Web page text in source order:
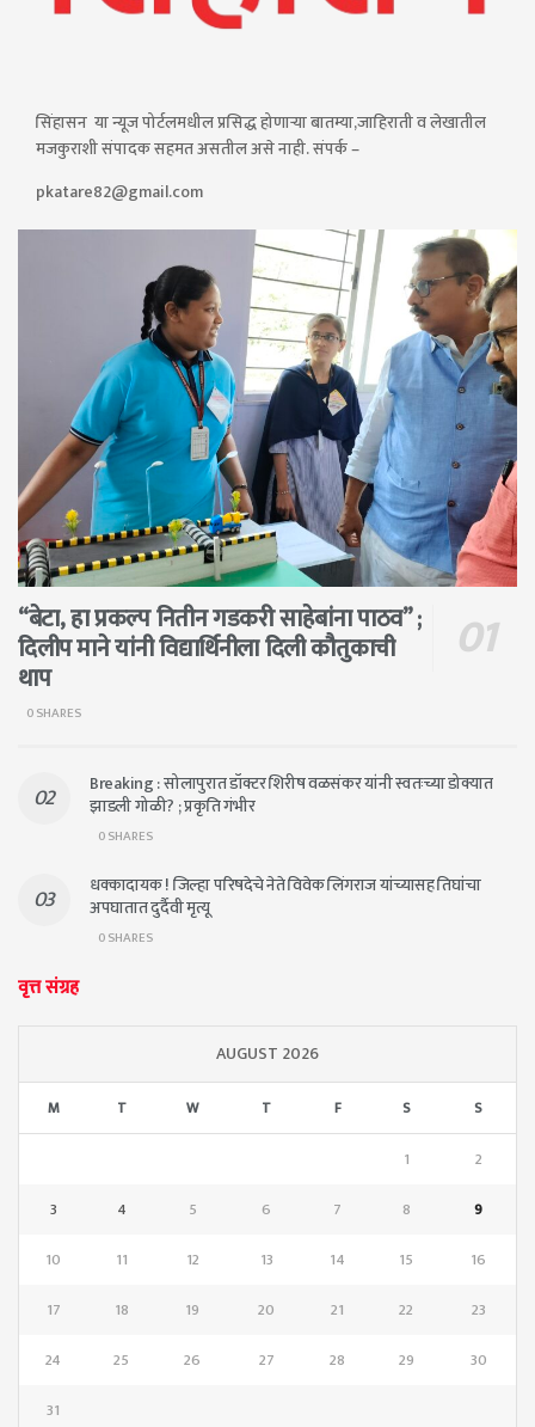
सिंहासन या न्यूज पोर्टलमधील प्रसिद्ध होणाऱ्या बातम्या,जाहिराती व लेखातील
मजकुराशी संपादक सहमत असतील असे नाही. संपर्क –
pkatare82@gmail.com
“बेटा, हा प्रकल्प नितीन गडकरी साहेबांना पाठव” ;
दिलीप माने यांनी विद्यार्थिनीला दिली कौतुकाची
थाप
0 SHARES
Breaking : सोलापुरात डॉक्टर शिरीष वळसंकर यांनी स्वतःच्या डोक्यात
झाडली गोळी? ; प्रकृति गंभीर
0 SHARES
धक्कादायक ! जिल्हा परिषदेचे नेते विवेक लिंगराज यांच्यासह तिघांचा
अपघातात दुर्दैवी मृत्यू
0 SHARES
वृत्त संग्रह
AUGUST 2026
M T W T F S S
1
2
3
4 5 6 7 8
9
10
11 12 13 14 15
16
17
18 19 20 21 22
23
24
25 26 27 28 29
30
31